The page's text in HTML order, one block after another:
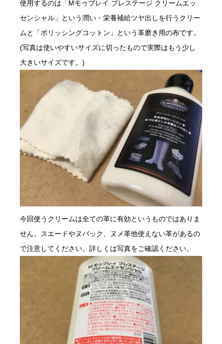
使用するのは「Mモゥブレイ プレステージ クリームエッ
センシャル」という潤い・栄養補給ツヤ出しを行うクリー
ムと「ポリッシングコットン」という革磨き用の布です。
(写真は使いやすいサイズに切ったもので実際はもう少し
大きいサイズです。)
今回使うクリームは全ての革に有効というものではありま
せん。スエードやヌバック、ヌメ革他使えない革があるの
で注意してください。詳しくは写真をご確認ください。